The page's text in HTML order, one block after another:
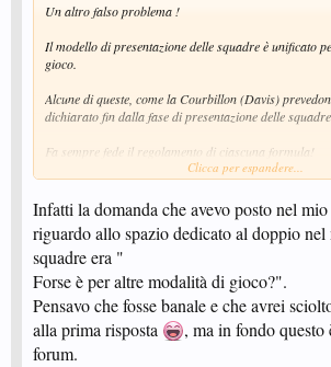
Un altro falso problema !
Il modello di presentazione delle squadre è unificato
gioco.
Alcune di queste, come la Courbillon (Davis)
dichiarato fin dalla fase di presentazione delle squadre.
Fa sempre fede il regolamento di ciascuna formula!
corretta informazione.
Vedi l'allegato 67092
Clicca per espandere...
Infatti la domanda che avevo posto nel
riguardo allo spazio dedicato al doppio
squadre era "
Forse è per altre modalità di gioco?".
Pensavo che fosse banale e che avrei
alla prima risposta
, ma in fondo
forum.